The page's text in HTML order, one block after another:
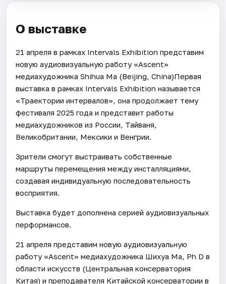
О выставке
21 апреля в рамках Intervals Exhibition представим
новую аудиовизуальную работу «Ascent»
медиахудожника Shihua Ma (Beijing, China)Первая
выставка в рамках Intervals Exhibition называется
«Траектории интервалов», она продолжает тему
фестиваля 2025 года и представит работы
медиахудожников из России, Тайваня,
Великобритании, Мексики и Венгрии.
Зрители смогут выстраивать собственные
маршруты перемещения между инсталляциями,
создавая индивидуальную последовательность
восприятия.
Выставка будет дополнена серией аудиовизуальных
перформансов.
21 апреля представим новую аудиовизуальную
работу «Ascent» медиахудожника Шихуа Ма, Ph D в
области искусств (Центральная консерватория
Китая) и преподавателя Китайской консерватории в